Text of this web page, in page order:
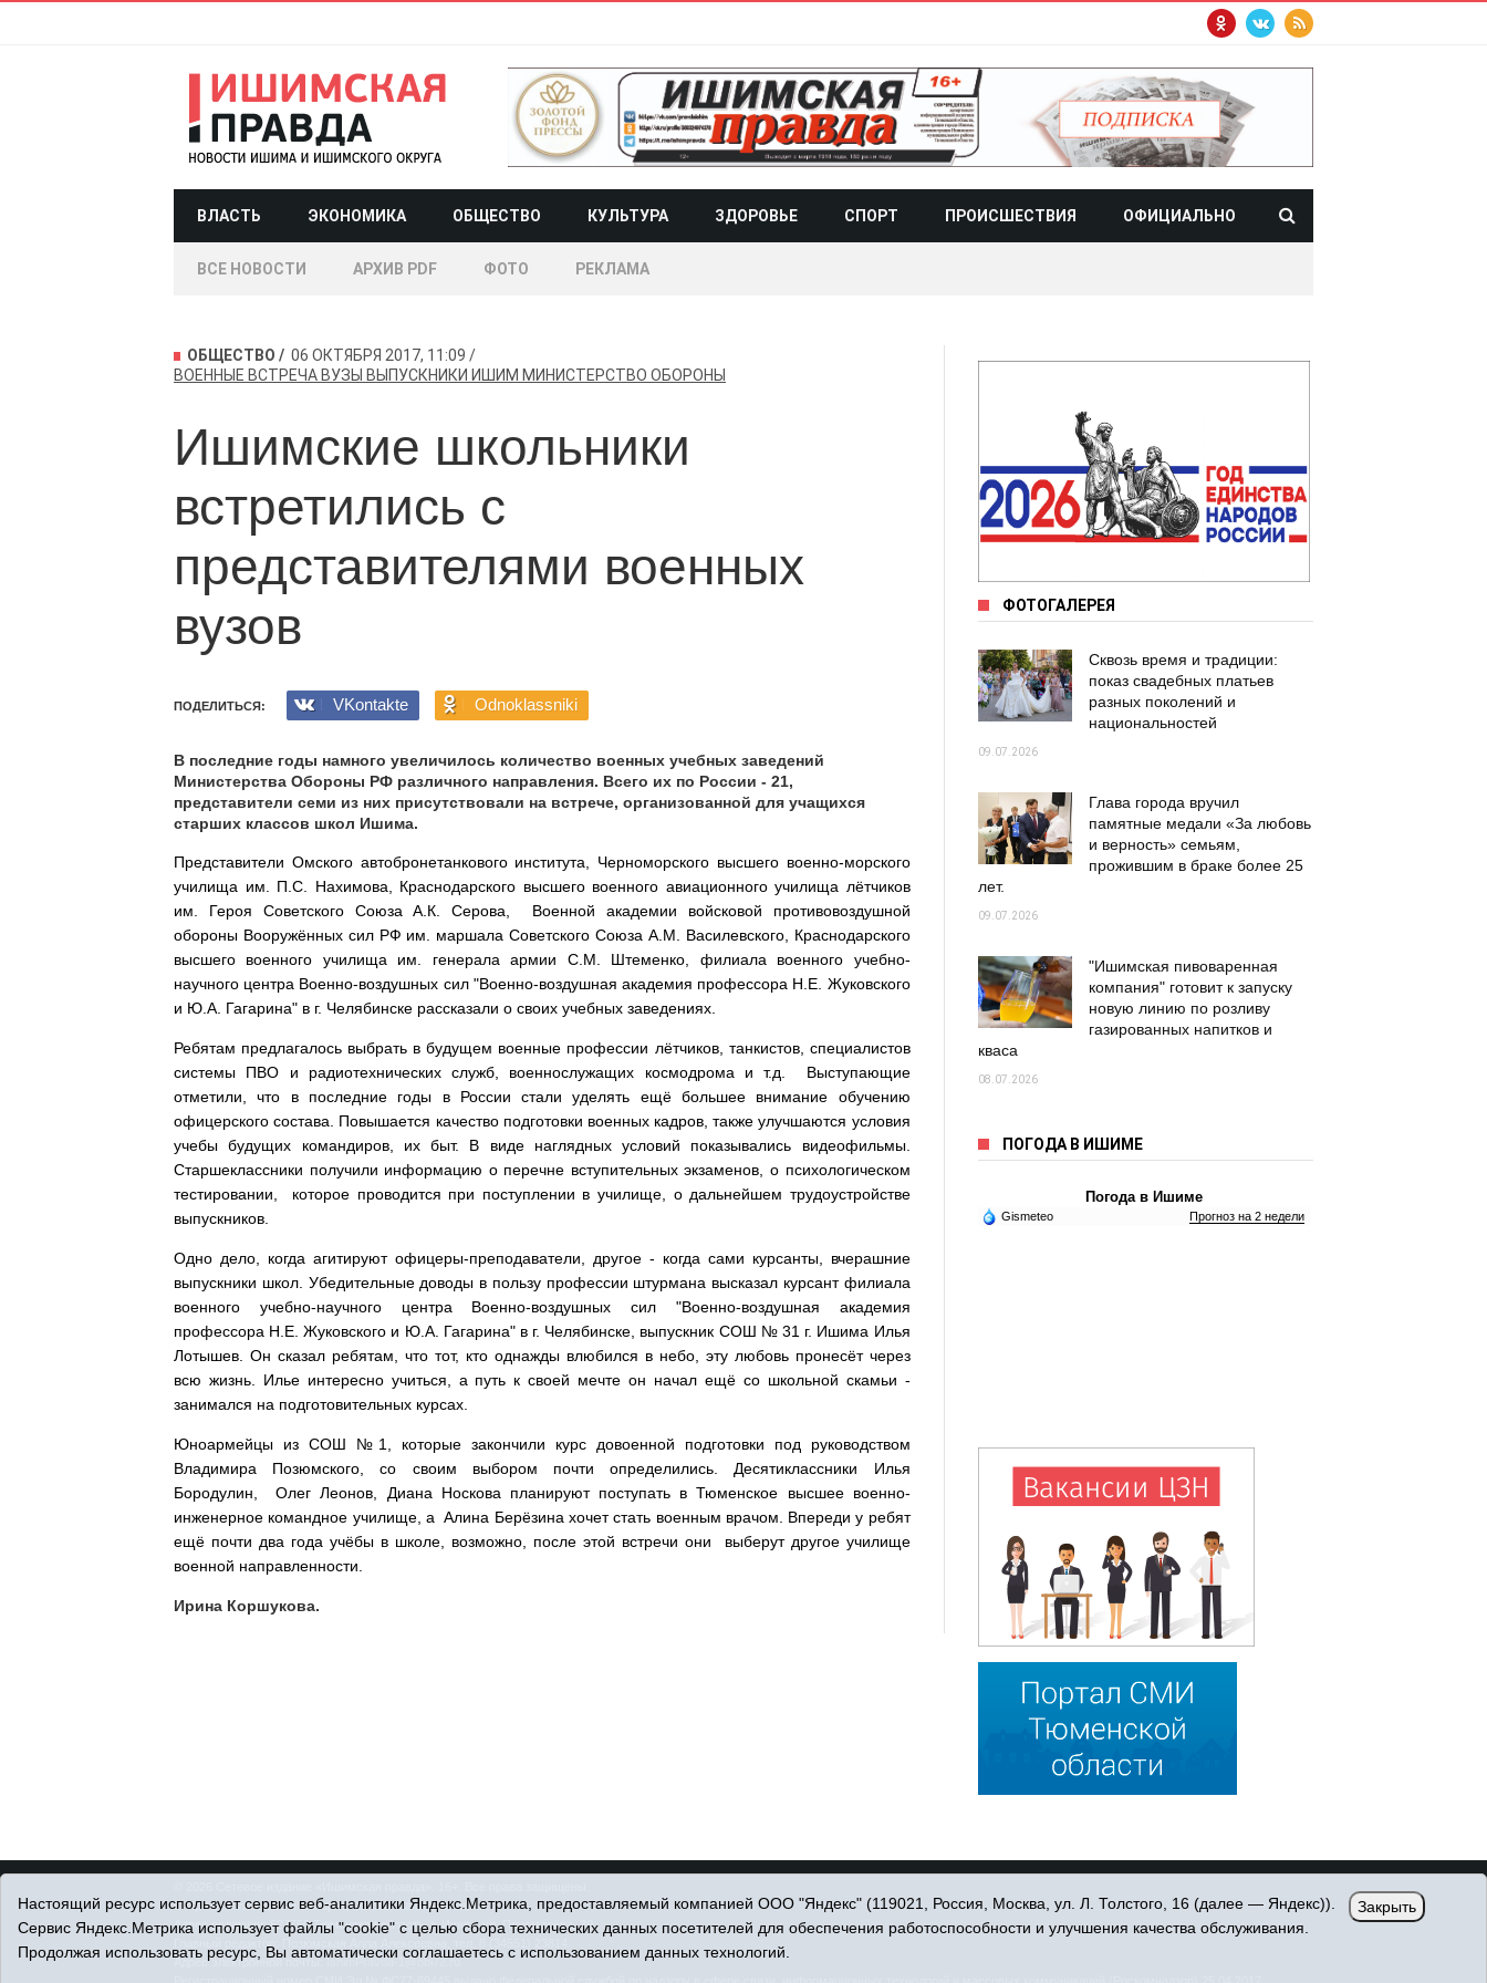
ВЛАСТЬ ЭКОНОМИКА ОБЩЕСТВО КУЛЬТУРА ЗДОРОВЬЕ СПОРТ ПРОИСШЕСТВИЯ ОФИЦИАЛЬНО
ВСЕ НОВОСТИ АРХИВ PDF ФОТО РЕКЛАМА
ОБЩЕСТВО
06 ОКТЯБРЯ 2017, 11:09
ВОЕННЫЕ ВСТРЕЧА ВУЗЫ ВЫПУСКНИКИ ИШИМ МИНИСТЕРСТВО ОБОРОНЫ
Ишимские школьники
встретились с
представителями военных
вузов
ПОДЕЛИТЬСЯ: VKontakte Odnoklassniki
В последние годы намного увеличилось количество военных учебных заведений
Министерства Обороны РФ различного направления. Всего их по России - 21,
представители семи из них присутствовали на встрече, организованной для учащихся
старших классов школ Ишима.
Представители Омского автобронетанкового института, Черноморского высшего военно-морского
училища им. П.С. Нахимова, Краснодарского высшего военного авиационного училища лётчиков
им. Героя Советского Союза А.К. Серова, Военной академии войсковой противовоздушной
обороны Вооружённых сил РФ им. маршала Советского Союза А.М. Василевского, Краснодарского
высшего военного училища им. генерала армии С.М. Штеменко, филиала военного учебно-
научного центра Военно-воздушных сил "Военно-воздушная академия профессора Н.Е. Жуковского
и Ю.А. Гагарина" в г. Челябинске рассказали о своих учебных заведениях.
Ребятам предлагалось выбрать в будущем военные профессии лётчиков, танкистов, специалистов
системы ПВО и радиотехнических служб, военнослужащих космодрома и т.д. Выступающие
отметили, что в последние годы в России стали уделять ещё большее внимание обучению
офицерского состава. Повышается качество подготовки военных кадров, также улучшаются условия
учебы будущих командиров, их быт. В виде наглядных условий показывались видеофильмы.
Старшеклассники получили информацию о перечне вступительных экзаменов, о психологическом
тестировании, которое проводится при поступлении в училище, о дальнейшем трудоустройстве
выпускников.
Одно дело, когда агитируют офицеры-преподаватели, другое - когда сами курсанты, вчерашние
выпускники школ. Убедительные доводы в пользу профессии штурмана высказал курсант филиала
военного учебно-научного центра Военно-воздушных сил "Военно-воздушная академия
профессора Н.Е. Жуковского и Ю.А. Гагарина" в г. Челябинске, выпускник СОШ № 31 г. Ишима Илья
Лотышев. Он сказал ребятам, что тот, кто однажды влюбился в небо, эту любовь пронесёт через
всю жизнь. Илье интересно учиться, а путь к своей мечте он начал ещё со школьной скамьи -
занимался на подготовительных курсах.
Юноармейцы из СОШ №1, которые закончили курс довоенной подготовки под руководством
Владимира Позюмского, со своим выбором почти определились. Десятиклассники Илья
Бородулин, Олег Леонов, Диана Носкова планируют поступать в Тюменское высшее военно-
инженерное командное училище, а Алина Берёзина хочет стать военным врачом. Впереди у ребят
ещё почти два года учёбы в школе, возможно, после этой встречи они выберут другое училище
военной направленности.
Ирина Коршукова.
ФОТОГАЛЕРЕЯ
Сквозь время и традиции:
показ свадебных платьев
разных поколений и
национальностей
09.07.2026
Глава города вручил
памятные медали «За любовь
и верность» семьям,
прожившим в браке более 25
лет.
09.07.2026
"Ишимская пивоваренная
компания" готовит к запуску
новую линию по розливу
газированных напитков и
кваса
08.07.2026
ПОГОДА В ИШИМЕ
Погода в Ишиме
Gismeteo Прогноз на 2 недели
© При использовании материалов ссылка обязательна.
Адрес редакции: 627750 Тюменская область, г. Ишим, ул. Пономарёва, 39.
Адрес электронной почты:IshimPravda-1@obl72.ru
Настоящий ресурс использует сервис веб-аналитики Яндекс.Метрика, предоставляемый компанией ООО "Яндекс" (119021, Россия, Москва, ул. Л. Толстого, 16 (далее — Яндекс)).
Сервис Яндекс.Метрика использует файлы "cookie" с целью сбора технических данных посетителей для обеспечения работоспособности и улучшения качества обслуживания.
Продолжая использовать ресурс, Вы автоматически соглашаетесь с использованием данных технологий.
Закрыть